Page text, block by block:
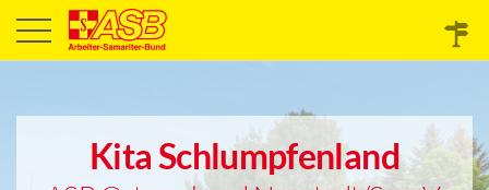
Kita Schlumpfenland